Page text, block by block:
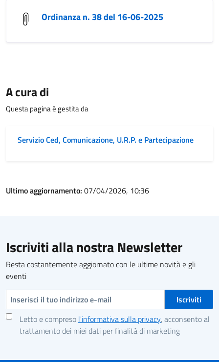
Ordinanza n. 38 del 16-06-2025
A cura di
Questa pagina è gestita da
Servizio Ced, Comunicazione, U.R.P. e Partecipazione
Ultimo aggiornamento: 07/04/2026, 10:36
Iscriviti alla nostra Newsletter
Resta costantemente aggiornato con le ultime novità e gli
eventi
Indirizzo e-mail
Letto e compreso l'informativa sulla privacy, acconsento al
trattamento dei miei dati per finalità di marketing